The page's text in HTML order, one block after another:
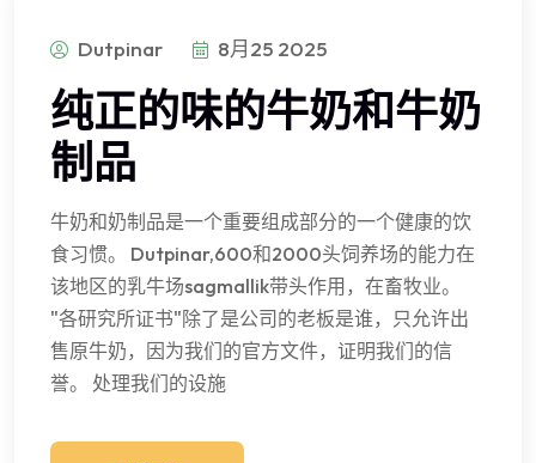
Dutpinar 8月25 2025
纯正的味的牛奶和牛奶
制品
牛奶和奶制品是一个重要组成部分的一个健康的饮
食习惯。 Dutpinar,600和2000头饲养场的能力在
该地区的乳牛场sagmallik带头作用，在畜牧业。
"各研究所证书"除了是公司的老板是谁，只允许出
售原牛奶，因为我们的官方文件，证明我们的信
誉。 处理我们的设施